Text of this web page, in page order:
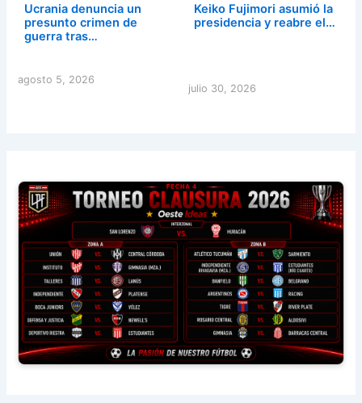
Ucrania denuncia un
presunto crimen de
guerra tras…
agosto 5, 2026
Keiko Fujimori asumió la
presidencia y reabre el…
julio 30, 2026